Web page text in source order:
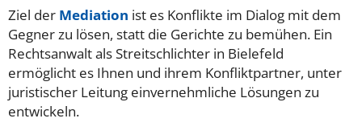
Ziel der Mediation ist es Konflikte im Dialog mit dem
Gegner zu lösen, statt die Gerichte zu bemühen. Ein
Rechtsanwalt als Streitschlichter in Bielefeld
ermöglicht es Ihnen und ihrem Konfliktpartner, unter
juristischer Leitung einvernehmliche Lösungen zu
entwickeln.